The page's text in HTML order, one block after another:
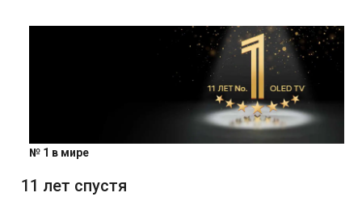
№ 1 в мире
11 лет спустя